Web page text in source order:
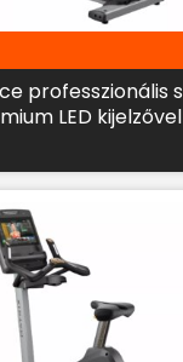
LED kijelzővel